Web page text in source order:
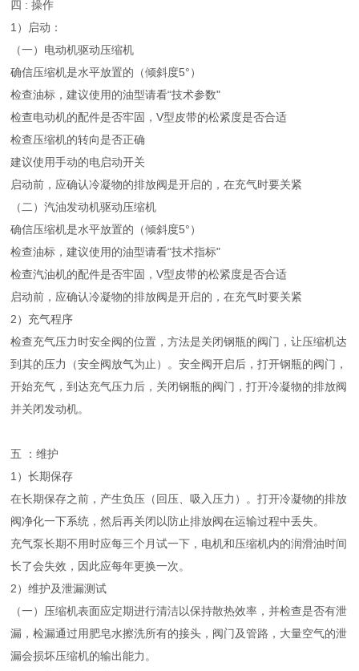
四 : 操作
1）启动：
（一）电动机驱动压缩机
确信压缩机是水平放置的（倾斜度5°）
检查油标，建议使用的油型请看“技术参数"
检查电动机的配件是否牢固，V型皮带的松紧度是否合适
检查压缩机的转向是否正确
建议使用手动的电启动开关
启动前，应确认冷凝物的排放阀是开启的，在充气时要关紧
（二）汽油发动机驱动压缩机
确信压缩机是水平放置的（倾斜度5°）
检查油标，建议使用的油型请看“技术指标"
检查汽油机的配件是否牢固，V型皮带的松紧度是否合适
启动前，应确认冷凝物的排放阀是开启的，在充气时要关紧
2）充气程序
检查充气压力时安全阀的位置，方法是关闭钢瓶的阀门，让压缩机达
到其的压力（安全阀放气为止）。安全阀开启后，打开钢瓶的阀门，
开始充气，到达充气压力后，关闭钢瓶的阀门，打开冷凝物的排放阀
并关闭发动机。
五 ：维护
1）长期保存
在长期保存之前，产生负压（回压、吸入压力）。打开冷凝物的排放
阀净化一下系统，然后再关闭以防止排放阀在运输过程中丢失。
充气泵长期不用时应每三个月试一下，电机和压缩机内的润滑油时间
长了会失效，因此应每年更换一次。
2）维护及泄漏测试
（一）压缩机表面应定期进行清洁以保持散热效率，并检查是否有泄
漏，检漏通过用肥皂水擦洗所有的接头，阀门及管路，大量空气的泄
漏会损坏压缩机的输出能力。